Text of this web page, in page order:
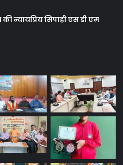
न्यायप्रिय सिपाही एस डी एम